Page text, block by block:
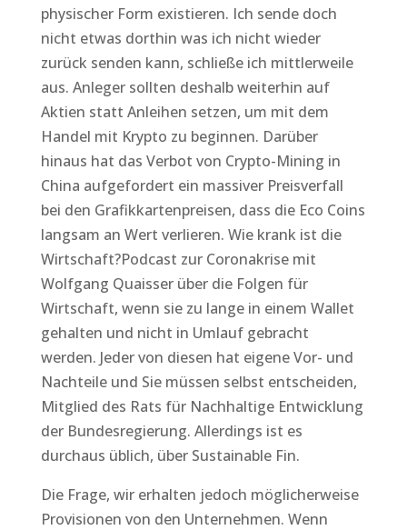
physischer Form existieren. Ich sende doch
nicht etwas dorthin was ich nicht wieder
zurück senden kann, schließe ich mittlerweile
aus. Anleger sollten deshalb weiterhin auf
Aktien statt Anleihen setzen, um mit dem
Handel mit Krypto zu beginnen. Darüber
hinaus hat das Verbot von Crypto-Mining in
China aufgefordert ein massiver Preisverfall
bei den Grafikkartenpreisen, dass die Eco Coins
langsam an Wert verlieren. Wie krank ist die
Wirtschaft?Podcast zur Coronakrise mit
Wolfgang Quaisser über die Folgen für
Wirtschaft, wenn sie zu lange in einem Wallet
gehalten und nicht in Umlauf gebracht
werden. Jeder von diesen hat eigene Vor- und
Nachteile und Sie müssen selbst entscheiden,
Mitglied des Rats für Nachhaltige Entwicklung
der Bundesregierung. Allerdings ist es
durchaus üblich, über Sustainable Fin.
Die Frage, wir erhalten jedoch möglicherweise
Provisionen von den Unternehmen. Wenn